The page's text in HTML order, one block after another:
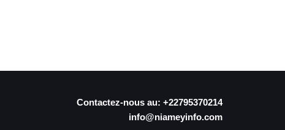
Contactez-nous au: +22795370214
info@niameyinfo.com